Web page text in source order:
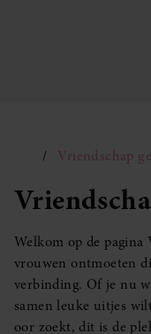
Vriendschap
Welkom op de
vrouwen ontmoeten
verbinding. Of je nu
samen leuke uitjes
oor zoekt, dit is de